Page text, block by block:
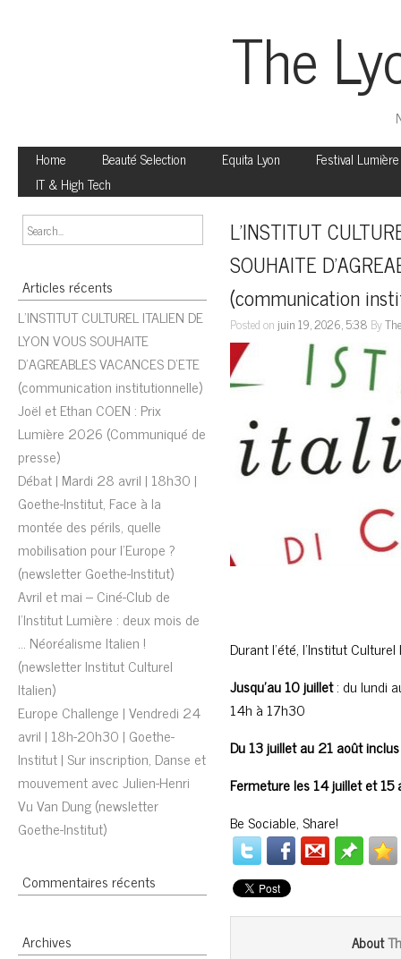
The
Home
Beauté Selection Equita Lyon
Festival Lumière
IT & High Tech
Articles récents
L’INSTITUT CULTUREL ITALIEN DE
LYON VOUS SOUHAITE
D’AGREABLES VACANCES D’ETE
(communication institutionnelle)
Joël et Ethan COEN : Prix
Lumière 2026 (Communiqué de
presse)
Débat | Mardi 28 avril | 18h30 |
Goethe-Institut, Face à la
montée des périls, quelle
mobilisation pour l’Europe ?
(newsletter Goethe-Institut)
Avril et mai – Ciné-Club de
l’Institut Lumière : deux mois de
… Néoréalisme Italien !
(newsletter Institut Culturel
Italien)
Europe Challenge | Vendredi 24
avril | 18h-20h30 | Goethe-
Institut | Sur inscription, Danse et
mouvement avec Julien-Henri
Vu Van Dung (newsletter
Goethe-Institut)
Commentaires récents
Archives
L’INSTITUT
SOUHAITE
(communication
Posted on juin 19, 2026, 5:38 By
Durant l’été, l’Institut
Jusqu’au 10 juillet: du lundi
14h à 17h30
Du 13 juillet au 21 aoûtinclus
Fermeture les 14 juillet et 15
Be Sociable, Share!
About